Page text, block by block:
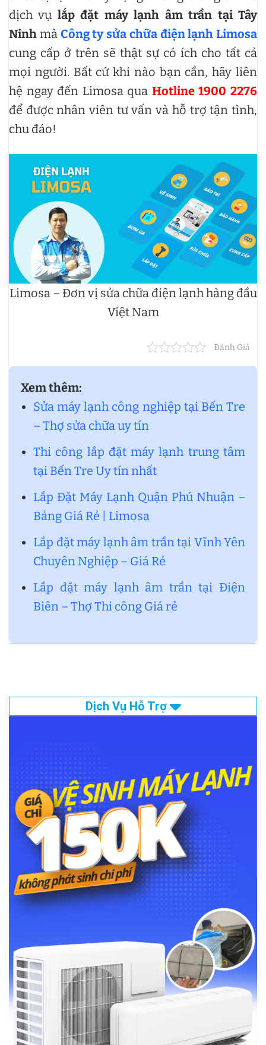
dịch vụ lắp đặt máy lạnh âm trần tại Tây
Ninh mà Công ty sửa chữa điện lạnh Limosa
cung cấp ở trên sẽ thật sự có ích cho tất cả
mọi người. Bất cứ khi nào bạn cần, hãy liên
hệ ngay đến Limosa qua Hotline 1900 2276
để được nhân viên tư vấn và hỗ trợ tận tình,
chu đáo!
Limosa – Đơn vị sửa chữa điện lạnh hàng đầu
Việt Nam
Đánh Giá
Xem thêm:
Sửa máy lạnh công nghiệp tại Bến Tre
– Thợ sửa chữa uy tín
Thi công lắp đặt máy lạnh trung tâm
tại Bến Tre Uy tín nhất
Lắp Đặt Máy Lạnh Quận Phú Nhuận –
Bảng Giá Rẻ | Limosa
Lắp đặt máy lạnh âm trần tại Vĩnh Yên
Chuyên Nghiệp – Giá Rẻ
Lắp đặt máy lạnh âm trần tại Điện
Biên – Thợ Thi công Giá rẻ
Dịch Vụ Hỗ Trợ